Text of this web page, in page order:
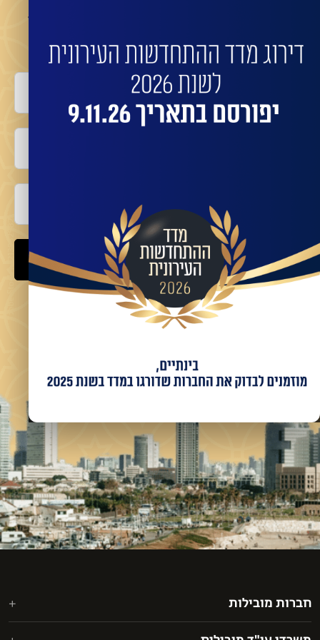
השאירו פרטים לביצוע התחדשות בניינית או פינוי
שלח
מאשר/ת קבלת מידע ועדכונים
חברות מובילות